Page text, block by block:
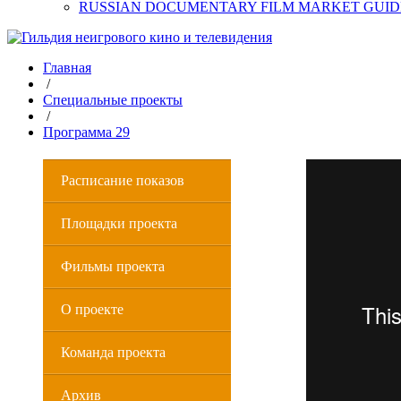
RUSSIAN DOCUMENTARY FILM MARKET
Главная
/
Специальные проекты
/
Программа 29
Расписание показов
Площадки проекта
Фильмы проекта
О проекте
Команда проекта
Архив